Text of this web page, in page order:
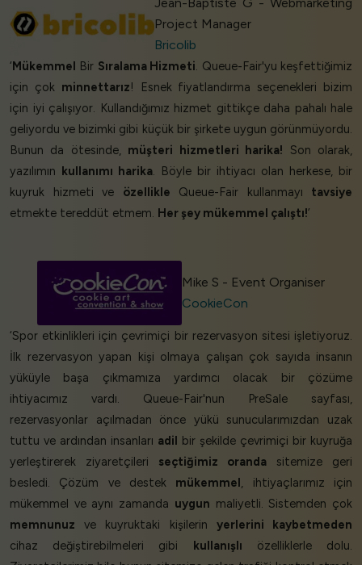
Project Manager
Bricolib
‘Mükemmel Bir Sıralama Hizmeti. Queue-Fair'yu keşfettiğimiz
için çok minnettarız! Esnek fiyatlandırma seçenekleri bizim
için iyi çalışıyor. Kullandığımız hizmet gittikçe daha pahalı hale
geliyordu ve bizimki gibi küçük bir şirkete uygun görünmüyordu.
Bunun da ötesinde, müşteri hizmetleri harika! Son olarak,
yazılımın kullanımı harika. Böyle bir ihtiyacı olan herkese, bir
kuyruk hizmeti ve özellikle Queue-Fair kullanmayı tavsiye
etmekte tereddüt etmem. Her şey mükemmel çalıştı!’
Mike S - Event Organiser
CookieCon
‘Spor etkinlikleri için çevrimiçi bir rezervasyon sitesi işletiyoruz.
İlk rezervasyon yapan kişi olmaya çalışan çok sayıda insanın
yüküyle başa çıkmamıza yardımcı olacak bir çözüme
ihtiyacımız vardı. Queue-Fair'nun PreSale sayfası,
rezervasyonlar açılmadan önce yükü sunucularımızdan uzak
tuttu ve ardından insanları adil bir şekilde çevrimiçi bir kuyruğa
yerleştirerek ziyaretçileri seçtiğimiz oranda sitemize geri
besledi. Çözüm ve destek mükemmel, ihtiyaçlarımız için
mükemmel ve aynı zamanda uygun maliyetli. Sistemden çok
memnunuz ve kuyruktaki kişilerin yerlerini kaybetmeden
cihaz değiştirebilmeleri gibi kullanışlı özelliklerle dolu.